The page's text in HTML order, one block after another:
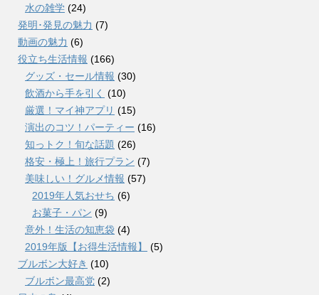
水の雑学 (24)
発明･発見の魅力 (7)
動画の魅力 (6)
役立ち生活情報 (166)
グッズ・セール情報 (30)
飲酒から手を引く (10)
厳選！マイ神アプリ (15)
演出のコツ！パーティー (16)
知っトク！旬な話題 (26)
格安・極上！旅行プラン (7)
美味しい！グルメ情報 (57)
2019年人気おせち (6)
お菓子・パン (9)
意外！生活の知恵袋 (4)
2019年版【お得生活情報】
(5)
ブルボン大好き (10)
ブルボン最高党 (2)